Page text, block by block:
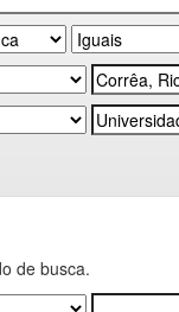
de busca.